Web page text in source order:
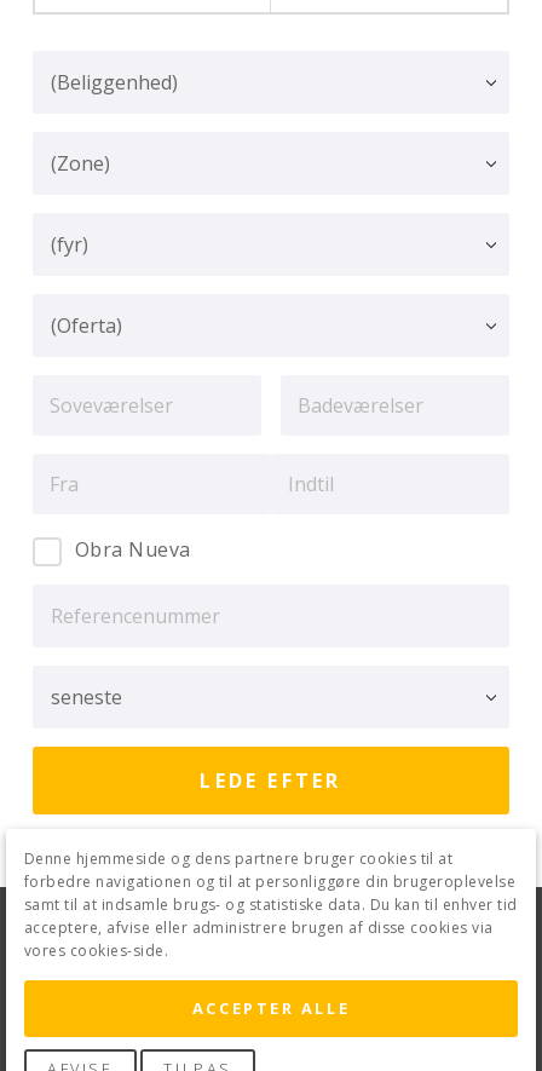
Obra Nueva
Juridisk Advarsel Fortrolighedspolitik
Cookiepolitik Kontakt
Denne hjemmeside og dens partnere bruger cookies til at
forbedre navigationen og til at personliggøre din brugeroplevelse
samt til at indsamle brugs- og statistiske data. Du kan til enhver tid
acceptere, afvise eller administrere brugen af disse cookies via
vores cookies-side.
ACCEPTER ALLE